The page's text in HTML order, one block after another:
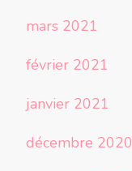
mars 2021
février 2021
janvier 2021
décembre 2020